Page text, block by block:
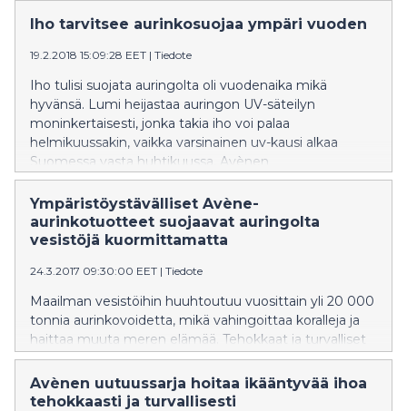
Iho tarvitsee aurinkosuojaa ympäri vuoden
19.2.2018 15:09:28 EET | Tiedote
Iho tulisi suojata auringolta oli vuodenaika mikä
hyvänsä. Lumi heijastaa auringon UV-säteilyn
moninkertaisesti, jonka takia iho voi palaa
helmikuussakin, vaikka varsinainen uv-kausi alkaa
Suomessa vasta huhtikuussa. Avènen
aurinkotuotevalikoimassa on kaikille ihotyypeille sopivia
tuotteita, jotka auttavat suojaamaan herkkääkin ihoa
myös talvisissa olosuhteissa.
Ympäristöystävälliset Avène-
aurinkotuotteet suojaavat auringolta
vesistöjä kuormittamatta
24.3.2017 09:30:00 EET | Tiedote
Maailman vesistöihin huuhtoutuu vuosittain yli 20 000
tonnia aurinkovoidetta, mikä vahingoittaa koralleja ja
haittaa muuta meren elämää. Tehokkaat ja turvalliset
Avène-aurinkotuotteet antavat iholle optimaalisen
suojan auringon UVA-UVB-säteitä vastaan
minimoiduin ympäristövaikutuksin.
Avènen uutuussarja hoitaa ikääntyvää ihoa
tehokkaasti ja turvallisesti